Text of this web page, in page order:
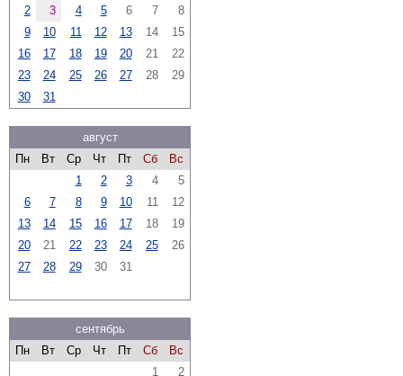
2
3 4 5 6 7
8
9
10 11 12 13 14
15
16
17 18 19 20 21
22
23
24 25 26 27 28
29
30
31
август
Пн
Вт Ср Чт Пт Сб
Вс
1
2 3 4
5
6
7 8 9 10 11
12
13
14 15 16 17 18
19
20
21 22 23 24 25
26
27
28 29 30 31
сентябрь
Пн
Вт Ср Чт Пт Сб
Вс
1
2